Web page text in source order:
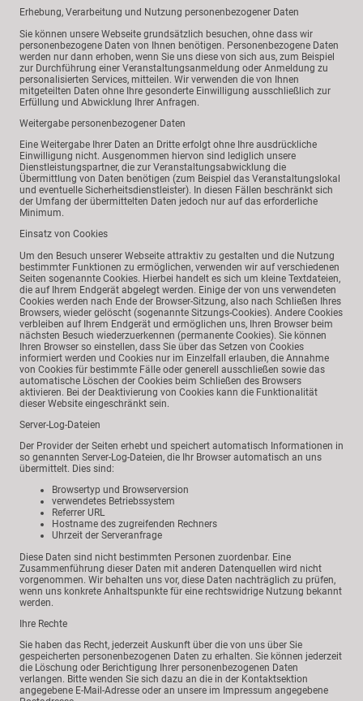
Erhebung, Verarbeitung und Nutzung personenbezogener Daten
Sie können unsere Webseite grundsätzlich besuchen, ohne dass wir
personenbezogene Daten von Ihnen benötigen. Personenbezogene Daten
werden nur dann erhoben, wenn Sie uns diese von sich aus, zum Beispiel
zur Durchführung einer Veranstaltungsanmeldung oder Anmeldung zu
personalisierten Services, mitteilen. Wir verwenden die von Ihnen
mitgeteilten Daten ohne Ihre gesonderte Einwilligung ausschließlich zur
Erfüllung und Abwicklung Ihrer Anfragen.
Weitergabe personenbezogener Daten
Eine Weitergabe Ihrer Daten an Dritte erfolgt ohne Ihre ausdrückliche
Einwilligung nicht. Ausgenommen hiervon sind lediglich unsere
Dienstleistungspartner, die zur Veranstaltungsabwicklung die
Übermittlung von Daten benötigen (zum Beispiel das Veranstaltungslokal
und eventuelle Sicherheitsdienstleister). In diesen Fällen beschränkt sich
der Umfang der übermittelten Daten jedoch nur auf das erforderliche
Minimum.
Einsatz von Cookies
Um den Besuch unserer Webseite attraktiv zu gestalten und die Nutzung
bestimmter Funktionen zu ermöglichen, verwenden wir auf verschiedenen
Seiten sogenannte Cookies. Hierbei handelt es sich um kleine Textdateien,
die auf Ihrem Endgerät abgelegt werden. Einige der von uns verwendeten
Cookies werden nach Ende der Browser-Sitzung, also nach Schließen Ihres
Browsers, wieder gelöscht (sogenannte Sitzungs-Cookies). Andere Cookies
verbleiben auf Ihrem Endgerät und ermöglichen uns, Ihren Browser beim
nächsten Besuch wiederzuerkennen (permanente Cookies). Sie können
Ihren Browser so einstellen, dass Sie über das Setzen von Cookies
informiert werden und Cookies nur im Einzelfall erlauben, die Annahme
von Cookies für bestimmte Fälle oder generell ausschließen sowie das
automatische Löschen der Cookies beim Schließen des Browsers
aktivieren. Bei der Deaktivierung von Cookies kann die Funktionalität
dieser Website eingeschränkt sein.
Server-Log-Dateien
Der Provider der Seiten erhebt und speichert automatisch Informationen in
so genannten Server-Log-Dateien, die Ihr Browser automatisch an uns
übermittelt. Dies sind:
Browsertyp und Browserversion
verwendetes Betriebssystem
Referrer URL
Hostname des zugreifenden Rechners
Uhrzeit der Serveranfrage
Diese Daten sind nicht bestimmten Personen zuordenbar. Eine
Zusammenführung dieser Daten mit anderen Datenquellen wird nicht
vorgenommen. Wir behalten uns vor, diese Daten nachträglich zu prüfen,
wenn uns konkrete Anhaltspunkte für eine rechtswidrige Nutzung bekannt
werden.
Ihre Rechte
Sie haben das Recht, jederzeit Auskunft über die von uns über Sie
gespeicherten personenbezogenen Daten zu erhalten. Sie können jederzeit
die Löschung oder Berichtigung Ihrer personenbezogenen Daten
verlangen. Bitte wenden Sie sich dazu an die in der Kontaktsektion
angegebene E-Mail-Adresse oder an unsere im Impressum angegebene